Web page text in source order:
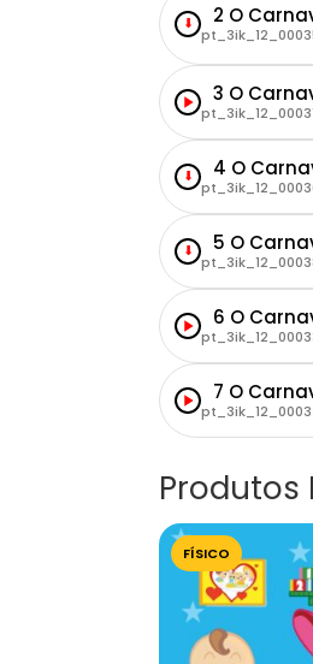
⬇ 2 O
3 O
⬇ 4 O
⬇ 5 O
6 O
7 O
Produtos
FÍSICO